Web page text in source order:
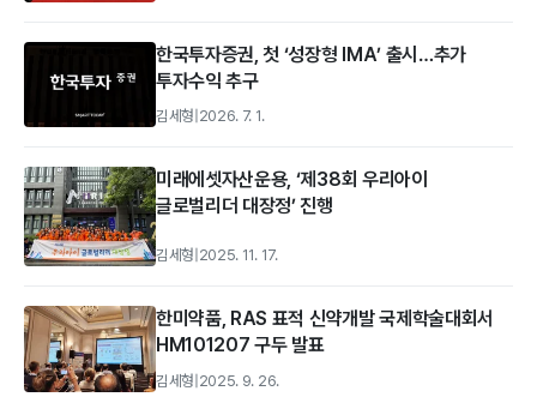
한국투자증권, 첫 ‘성장형 IMA’ 출시…추가
투자수익 추구
김세형 2026. 7. 1.
미래에셋자산운용, ‘제38회 우리아이
글로벌리더 대장정’ 진행
김세형|2025. 11. 17.
한미약품, RAS 표적 신약개발 국제학술대회서
HM101207 구두 발표
김세형|2025. 9. 26.